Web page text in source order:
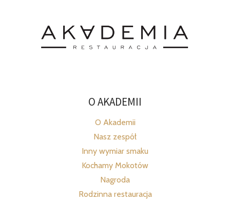
O AKADEMII
O Akademii
Nasz zespół
Inny wymiar smaku
Kochamy Mokotów
Nagroda
Rodzinna restauracja